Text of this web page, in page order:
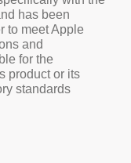
has been
to meet Apple
and
for the
product or its
standards